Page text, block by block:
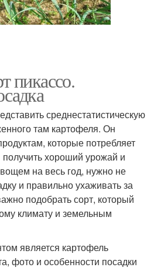
пикассо.
среднестатистическую
там картофеля. Он
которые потребляет
хороший урожай и
на весь год, нужно не
и правильно ухаживать за
подобрать сорт, который
климату и земельным
является картофель
фото и особенности посадки